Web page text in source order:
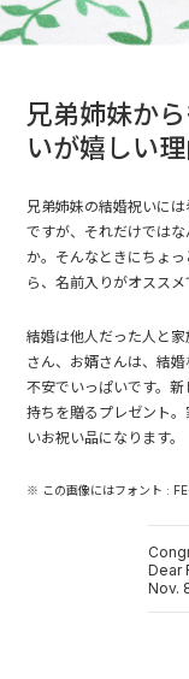
兄弟姉妹か
いが嬉しい
兄弟姉妹の結婚祝いに
ですが、それだけでは
か。そんなときにちょ
ら、名前入りがオススメ
結婚は他人だった人と
さん、お婿さんは、結
不安でいっぱいです。
持ちを贈るプレゼント
いお祝い品になります。
※ この画像にはフォント :
Dear
Nov.